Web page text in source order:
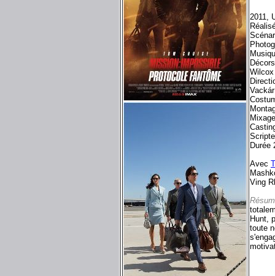
2011,
Wilcox
Durée
Avec
Ving
Hunt,
toute